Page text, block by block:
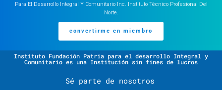
Para El Desarrollo Integral Y Comunitario Inc. Instituto Técnico Profesional Del
Norte.
convertirme en miembro
Instituto Fundación Patria para el desarrollo Integral y
Comunitario es una Institución sin fines de lucros
Sé parte de nosotros